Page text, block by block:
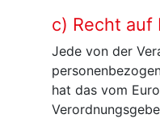
c) Recht auf
Jede von der
hat das vom